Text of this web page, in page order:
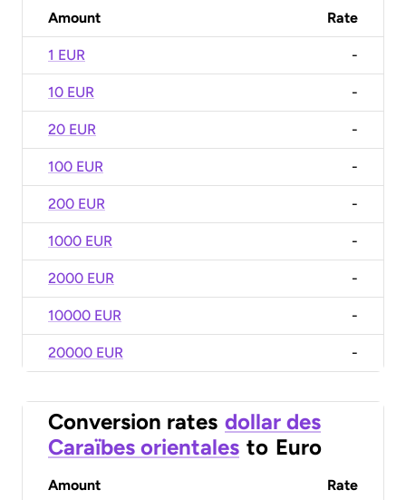
Amount Rate
1 EUR -
10 EUR -
20 EUR -
100 EUR -
200 EUR -
1000 EUR -
2000 EUR -
10000 EUR -
20000 EUR -
Conversion rates dollar des
Caraïbes orientales to Euro
Amount Rate